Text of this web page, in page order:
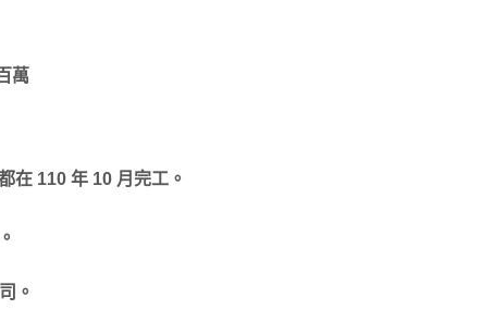
萬
在 110 年 10 月完工。
。